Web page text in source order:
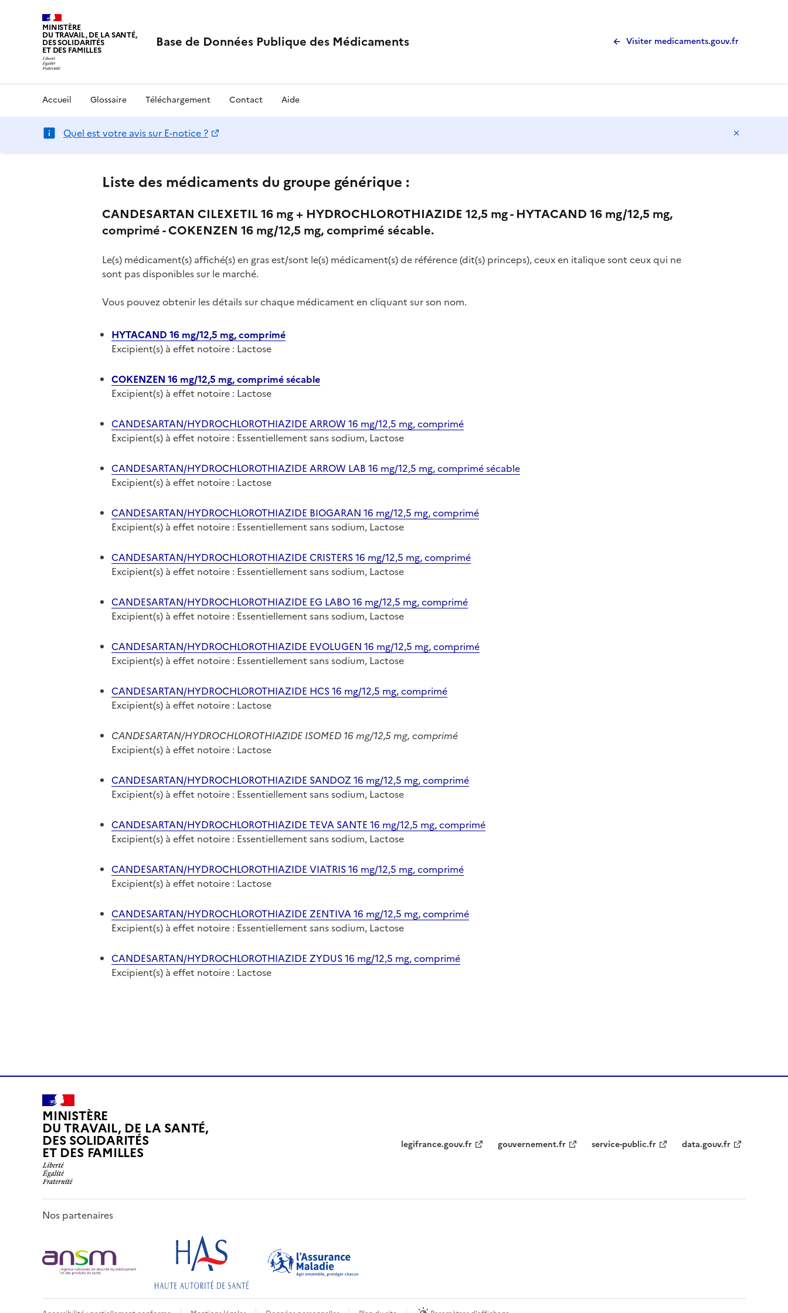
MINISTÈRE
DU TRAVAIL, DE LA SANTÉ,
DES SOLIDARITÉS
ET DES FAMILLES Base de Données Publique des Médicaments Visiter medicaments.gouv.fr
Accueil Glossaire Téléchargement Contact Aide
Quel est votre avis sur E-notice ?
Liste des médicaments du groupe générique :
CANDESARTAN CILEXETIL 16 mg + HYDROCHLOROTHIAZIDE 12,5 mg - HYTACAND 16 mg/12,5 mg,
comprimé - COKENZEN 16 mg/12,5 mg, comprimé sécable.
Le(s) médicament(s) affiché(s) en gras est/sont le(s) médicament(s) de référence (dit(s) princeps), ceux en italique sont ceux qui ne
sont pas disponibles sur le marché.
Vous pouvez obtenir les détails sur chaque médicament en cliquant sur son nom.
HYTACAND 16 mg/12,5 mg, comprimé
Excipient(s) à effet notoire : Lactose
COKENZEN 16 mg/12,5 mg, comprimé sécable
Excipient(s) à effet notoire : Lactose
CANDESARTAN/HYDROCHLOROTHIAZIDE ARROW 16 mg/12,5 mg, comprimé
Excipient(s) à effet notoire : Essentiellement sans sodium, Lactose
CANDESARTAN/HYDROCHLOROTHIAZIDE ARROW LAB 16 mg/12,5 mg, comprimé sécable
Excipient(s) à effet notoire : Lactose
CANDESARTAN/HYDROCHLOROTHIAZIDE BIOGARAN 16 mg/12,5 mg, comprimé
Excipient(s) à effet notoire : Essentiellement sans sodium, Lactose
CANDESARTAN/HYDROCHLOROTHIAZIDE CRISTERS 16 mg/12,5 mg, comprimé
Excipient(s) à effet notoire : Essentiellement sans sodium, Lactose
CANDESARTAN/HYDROCHLOROTHIAZIDE EG LABO 16 mg/12,5 mg, comprimé
Excipient(s) à effet notoire : Essentiellement sans sodium, Lactose
CANDESARTAN/HYDROCHLOROTHIAZIDE EVOLUGEN 16 mg/12,5 mg, comprimé
Excipient(s) à effet notoire : Essentiellement sans sodium, Lactose
CANDESARTAN/HYDROCHLOROTHIAZIDE HCS 16 mg/12,5 mg, comprimé
Excipient(s) à effet notoire : Lactose
CANDESARTAN/HYDROCHLOROTHIAZIDE ISOMED 16 mg/12,5 mg, comprimé
Excipient(s) à effet notoire : Lactose
CANDESARTAN/HYDROCHLOROTHIAZIDE SANDOZ 16 mg/12,5 mg, comprimé
Excipient(s) à effet notoire : Essentiellement sans sodium, Lactose
CANDESARTAN/HYDROCHLOROTHIAZIDE TEVA SANTE 16 mg/12,5 mg, comprimé
Excipient(s) à effet notoire : Essentiellement sans sodium, Lactose
CANDESARTAN/HYDROCHLOROTHIAZIDE VIATRIS 16 mg/12,5 mg, comprimé
Excipient(s) à effet notoire : Lactose
CANDESARTAN/HYDROCHLOROTHIAZIDE ZENTIVA 16 mg/12,5 mg, comprimé
Excipient(s) à effet notoire : Essentiellement sans sodium, Lactose
CANDESARTAN/HYDROCHLOROTHIAZIDE ZYDUS 16 mg/12,5 mg, comprimé
Excipient(s) à effet notoire : Lactose
MINISTÈRE
DU TRAVAIL, DE LA SANTÉ,
DES SOLIDARITÉS
ET DES FAMILLES legifrance.gouv.fr gouvernement.fr service-public.fr data.gouv.fr
Nos partenaires